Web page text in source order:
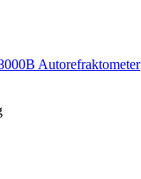
Autorefraktometer